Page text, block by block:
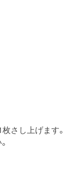
さし上げます。